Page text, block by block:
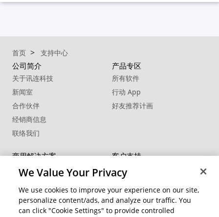
首页 支持中心
公司简介
关于讯连科技
新闻室
合作伙伴
经销商信息
联络我们
产品专区
所有软件
行动 App
好友推荐计画
商用解决方案
FaceMe®SDK
客户支持
支持中心
软件更新
教学中心
We Value Your Privacy
We use cookies to improve your experience on our site,
personalize content/ads, and analyze our traffic. You
can click "Cookie Settings" to provide controlled